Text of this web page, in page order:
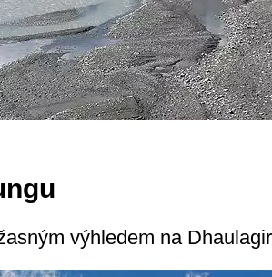
výhledem na